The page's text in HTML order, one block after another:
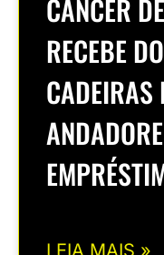
CÂNCER
RECEBE
CADEIRAS
LEIA MAIS »